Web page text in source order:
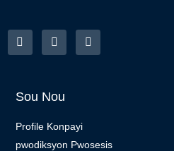
Sou Nou
Profile Konpayi
pwodiksyon Pwosesis